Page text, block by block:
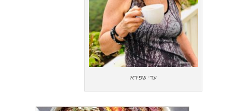
עדי שפירא